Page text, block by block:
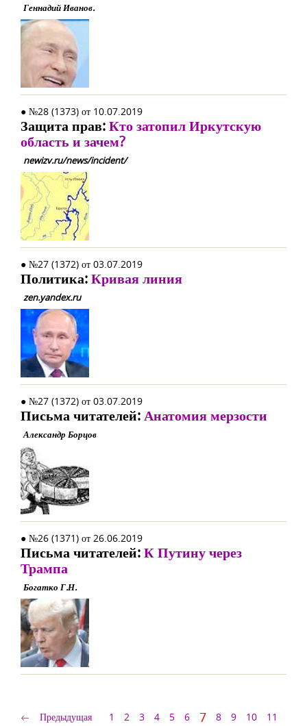
Геннадий Иванов.
● №28 (1373) от 10.07.2019
Защита прав:Кто затопил Иркутскую
область и зачем?
newizv.ru/news/incident/
● №27 (1372) от 03.07.2019
Политика:Кривая линия
zen.yandex.ru
● №27 (1372) от 03.07.2019
Письма читателей:Анатомия мерзости
Александр Борцов
● №26 (1371) от 26.06.2019
Письма читателей:К Путину через
Трампа
Богатко Г.Н.
Предыдущая 1 2 3 4 5 6 7 8 9 10
11